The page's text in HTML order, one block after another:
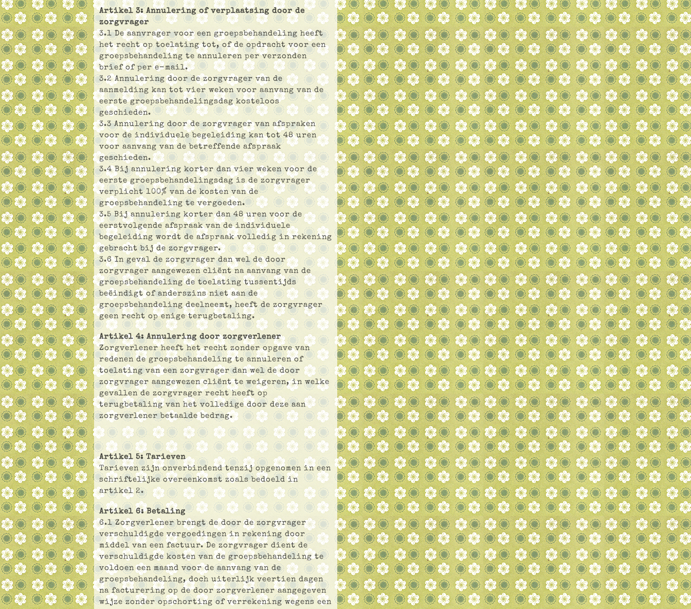
Artikel 3: Annulering of verplaatsing door de
zorgvrager
3.1 De aanvrager voor een groepsbehandeling heeft
het recht op toelating tot, of de opdracht voor een
groepsbehandeling te annuleren per verzonden
brief of per e-mail.
3.2 Annulering door de zorgvrager van de
aanmelding kan tot vier weken voor aanvang van de
eerste groepsbehandelingsdag kosteloos
geschieden.
3.3 Annulering door de zorgvrager van afspraken
voor de individuele begeleiding kan tot 48 uren
voor aanvang van de betreffende afspraak
geschieden.
3.4 Bij annulering korter dan vier weken voor de
eerste groepsbehandelingsdag is de zorgvrager
verplicht 100% van de kosten van de
groepsbehandeling te vergoeden.
3.5 Bij annulering korter dan 48 uren voor de
eerstvolgende afspraak van de individuele
begeleiding wordt de afspraak volledig in rekening
gebracht bij de zorgvrager.
3.6 In geval de zorgvrager dan wel de door
zorgvrager aangewezen cliënt na aanvang van de
groepsbehandeling de toelating tussentijds
beëindigt of anderszins niet aan de
groepsbehandeling deelneemt, heeft de zorgvrager
geen recht op enige terugbetaling.
Artikel 4: Annulering door zorgverlener
Zorgverlener heeft het recht zonder opgave van
redenen de groepsbehandeling te annuleren of
toelating van een zorgvrager dan wel de door
zorgvrager aangewezen cliënt te weigeren, in welke
gevallen de zorgvrager recht heeft op
terugbetaling van het volledige door deze aan
zorgverlener betaalde bedrag.
Artikel 5: Tarieven
Tarieven zijn onverbindend tenzij opgenomen in een
schriftelijke overeenkomst zoals bedoeld in
artikel 2.
Artikel 6: Betaling
6.1 Zorgverlener brengt de door de zorgvrager
verschuldigde vergoedingen in rekening door
middel van een factuur. De zorgvrager dient de
verschuldigde kosten van de groepsbehandeling te
voldoen een maand voor de aanvang van de
groepsbehandeling, doch uiterlijk veertien dagen
na facturering op de door zorgverlener aangegeven
wijze zonder opschorting of verrekening wegens een